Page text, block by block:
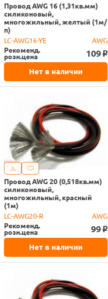
Провод AWG 16 (1,31кв.мм)
силиконовый,
многожильный, желтый (1м/
п)
LC-AWG16-YE
AWG
Рекоменд.
розн.цена 109 o
Нет в наличии
Провод AWG 20 (0,518кв.мм)
силиконовый,
многожильный, красный
(1м)
LC-AWG20-R
AWG
Рекоменд.
розн.цена 99 o
Нет в наличии